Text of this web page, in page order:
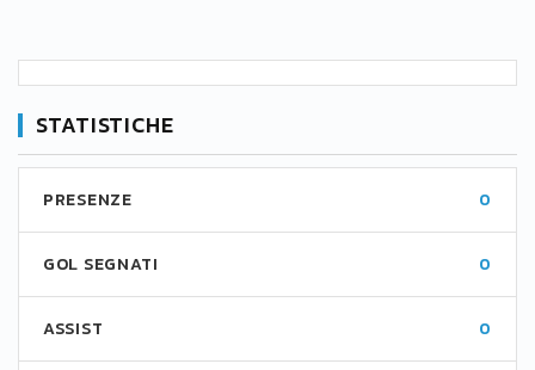
STATISTICHE
PRESENZE 0
GOL SEGNATI 0
ASSIST 0